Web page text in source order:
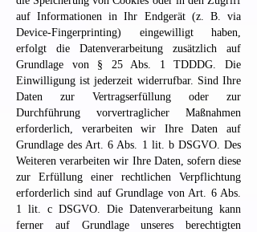
auf Informationen in Ihr Endgerät (z. B. via
Device-Fingerprinting) eingewilligt haben,
erfolgt die Datenverarbeitung zusätzlich auf
Grundlage von § 25 Abs. 1 TDDDG. Die
Einwilligung ist jederzeit widerrufbar. Sind Ihre
Daten zur Vertragserfüllung oder zur
Durchführung vorvertraglicher Maßnahmen
erforderlich, verarbeiten wir Ihre Daten auf
Grundlage des Art. 6 Abs. 1 lit. b DSGVO. Des
Weiteren verarbeiten wir Ihre Daten, sofern diese
zur Erfüllung einer rechtlichen Verpflichtung
erforderlich sind auf Grundlage von Art. 6 Abs.
1 lit. c DSGVO. Die Datenverarbeitung kann
ferner auf Grundlage unseres berechtigten